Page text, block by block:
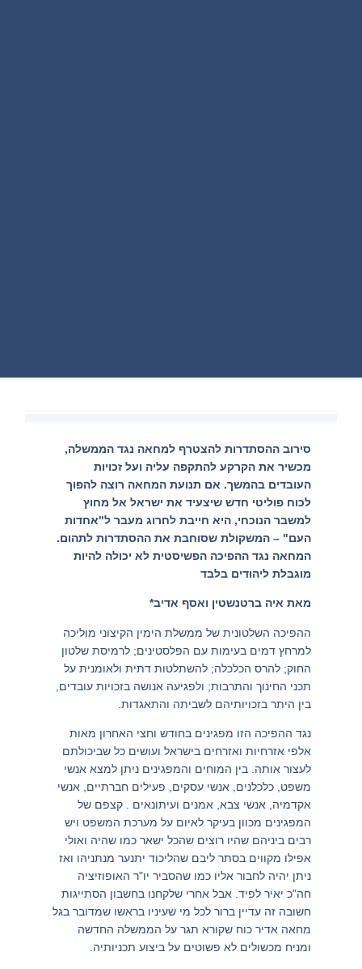
סירוב ההסתדרות להצטרף למחאה נגד הממשלה,
מכשיר את הקרקע להתקפה עליה ועל זכויות
העובדים בהמשך. אם תנועת המחאה רוצה להפוך
לכוח פוליטי חדש שיצעיד את ישראל אל מחוץ
למשבר הנוכחי, היא חייבת לחרוג מעבר ל"אחדות
העם" – המשקולת שסוחבת את ההסתדרות לתהום.
המחאה נגד ההפיכה הפשיסטית לא יכולה להיות
מוגבלת ליהודים בלבד
מאת איה ברטנשטין ואסף אדיב*
ההפיכה השלטונית של ממשלת הימין הקיצוני מוליכה
למרחץ דמים בעימות עם הפלסטינים; לרמיסת שלטון
החוק; להרס הכלכלה; להשתלטות דתית ולאומנית על
תכני החינוך והתרבות; ולפגיעה אנושה בזכויות עובדים,
בין היתר בזכויותיהם לשביתה והתאגדות.
נגד ההפיכה הזו מפגינים בחודש וחצי האחרון מאות
אלפי אזרחיות ואזרחים בישראל ועושים כל שביכולתם
לעצור אותה. בין המוחים והמפגינים ניתן למצא אנשי
משפט, כלכלנים, אנשי עסקים, פעילים חברתיים, אנשי
אקדמיה, אנשי צבא, אמנים ועיתונאים . קצפם של
המפגינים מכוון בעיקר לאיום על מערכת המשפט ויש
רבים ביניהם שהיו רוצים שהכל ישאר כמו שהיה ואולי
אפילו מקווים בסתר ליבם שהליכוד יתנער מנתניהו ואז
ניתן יהיה לחבור אליו כמו שהסביר יו"ר האופוזיציה
חה"כ יאיר לפיד. אבל אחרי שלקחנו בחשבון הסתייגות
חשובה זה עדיין ברור לכל מי שעיניו בראשו שמדובר בגל
מחאה אדיר כוח שקורא תגר על הממשלה החדשה
ומניח מכשולים לא פשוטים על ביצוע תכניותיה.